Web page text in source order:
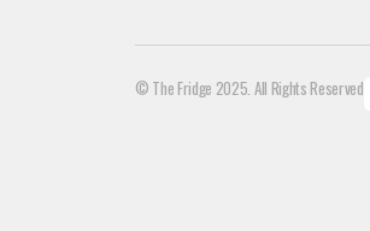
© The Fridge 2025. All Rights Reserved